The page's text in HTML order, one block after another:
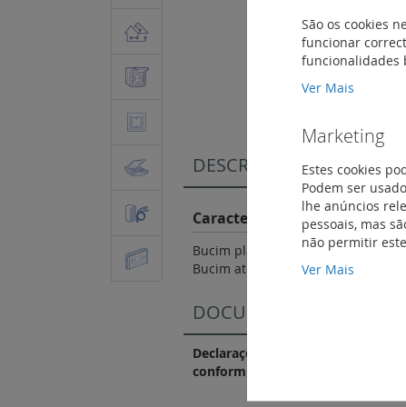
de
imagens
DESCRIÇÃO
Características do Produto
Bucim plano de entrada direta,
Bucim até Ø 20 mm - Antracite
DOCUMENTAÇÃO DE
Declarações e certificados de
conformidade
São os cookies
funcionar
funcionalidades
Ver Mais
Marketing
Estes cookies
Podem ser
lhe anúncios
pessoais, mas
não permitir
Ver Mais